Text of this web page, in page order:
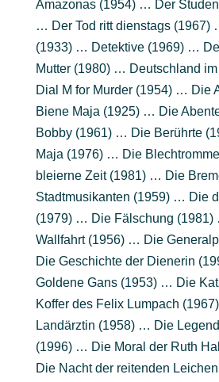
Amazonas (1954) … Der
… Der Tod ritt dienstags (1967)
(1933) … Detektive (1969) …
Mutter (1980) … Deutschland
Dial M for Murder (1954) … Die
Biene Maja (1925) … Die
Bobby (1961) … Die Berührte
Maja (1976) … Die
bleierne Zeit (1981) … Die
Stadtmusikanten (1959) … Die
(1979) … Die Fälschung
Wallfahrt (1956) … Die
Die Geschichte der Dienerin
Goldene Gans (1953) … Die
Koffer des Felix Lumpach
Landärztin (1958) … Die
(1996) … Die Moral der Ruth
Die Nacht der reitenden